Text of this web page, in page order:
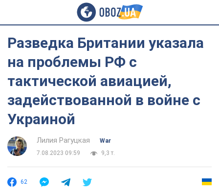
Разведка Британии указала
на проблемы РФ с
тактической авиацией,
задействованной в войне с
Украиной
Лилия Рагуцкая
War
7.08.2023 09:59
9,3 т.
62